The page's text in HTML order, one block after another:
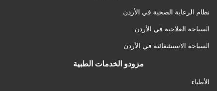
نظام الرعاية الصحية في الأردن
السياحة العلاجية في الأردن
السياحة الاستشفائية في الأردن
مزودو الخدمات الطبية
الأطباء